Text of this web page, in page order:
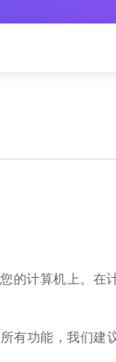
计算机上。在
有功能，我们建